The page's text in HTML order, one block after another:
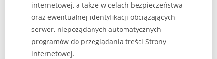
internetowej, a także w celach bezpieczeństwa
oraz ewentualnej identyfikacji obciążających
serwer, niepożądanych automatycznych
programów do przeglądania treści Strony
internetowej.